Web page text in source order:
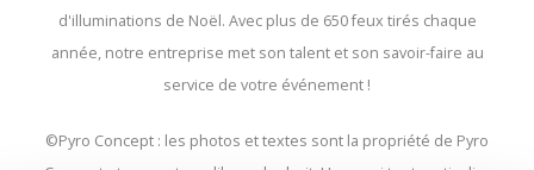
d'illuminations de Noël. Avec plus de 650 feux tirés chaque
année, notre entreprise met son talent et son savoir-faire au
service de votre événement !
©Pyro Concept : les photos et textes sont la propriété de Pyro